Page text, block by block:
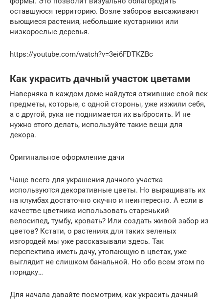
оставшуюся территорию. Возле заборов высаживают
вьющиеся растения, небольшие кустарники или
низкорослые деревья.
https://youtube.com/watch?v=3ei6FDTKZBc
Как украсить дачный участок цветами
Наверняка в каждом доме найдутся отжившие свой век
предметы, которые, с одной стороны, уже изжили себя,
а с другой, рука не поднимается их выбросить. И не
нужно этого делать, используйте такие вещи для
декора.
Оригинальное оформление дачи
Чаще всего для украшения дачного участка
используются декоративные цветы. Но выращивать их
на клумбах достаточно скучно и неинтересно. А если в
качестве цветника использовать старенький
велосипед, тумбу, кровать? Или создать живой забор из
цветов? Кстати, о растениях для таких зеленых
изгородей мы уже рассказывали здесь. Так
перспектива иметь дачу, утопающую в цветах, уже
выглядит не слишком банальной. Но обо всем этом по
порядку…
Для начала давайте посмотрим, как украсить дачный